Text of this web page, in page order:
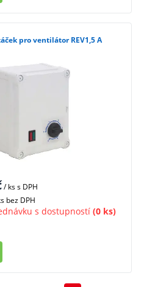
pro ventilátor REV1,5 A
/ kss DPH
bez DPH
s dostupností (0 ks)